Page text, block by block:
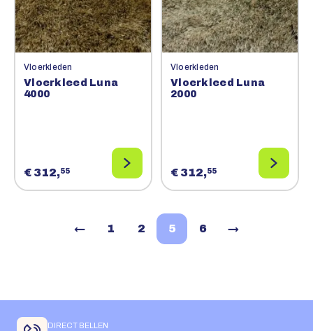
Vloerkleden
Vloerkleed Luna
4000
€ 312,55
Vloerkleden
Vloerkleed Luna
2000
€ 312,55
← 1 2 5 6 →
DIRECT BELLEN